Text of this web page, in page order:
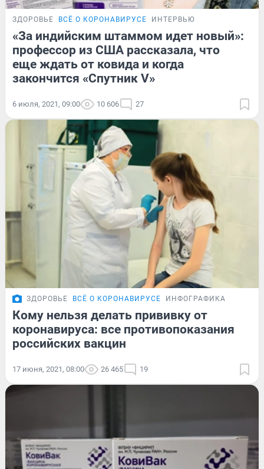
ЗДОРОВЬЕ ВСЁ О КОРОНАВИРУСЕ ИНТЕРВЬЮ
«За индийским штаммом идет новый»:
профессор из США рассказала, что
еще ждать от ковида и когда
закончится «Спутник V»
6 июля, 2021, 09:00 10 606 27
ЗДОРОВЬЕ ВСЁ О КОРОНАВИРУСЕ ИНФОГРАФИКА
Кому нельзя делать прививку от
коронавируса: все противопоказания
российских вакцин
17 июня, 2021, 08:00 26 465 19